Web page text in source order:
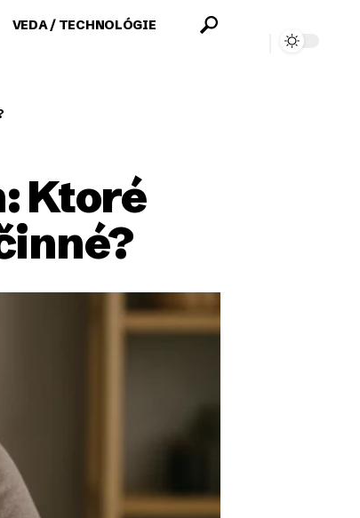
VEDA / TECHNOLÓGIE
Ktoré